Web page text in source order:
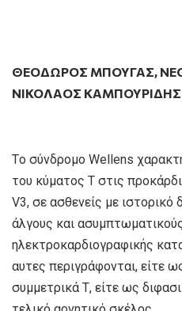
ΘΕΌΔΩΡΟΣ ΜΠΟΥΓΆΣ,
ΝΙΚΌΛΑΟΣ ΚΑΜΠΟΥΡΊΔΗΣ
Tο σύνδρομο Wellens
του κύματος Τ στις
V3, σε ασθενείς με ιστορικό
άλγους και
ηλεκτροκαρδιογραφικής
αυτες περιγράφονται, είτε
συμμετρικά Τ, είτε ως